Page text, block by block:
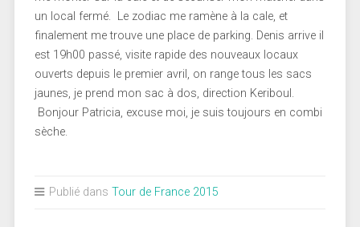
un local fermé. Le zodiac me ramène à la cale, et
finalement me trouve une place de parking. Denis arrive il
est 19h00 passé, visite rapide des nouveaux locaux
ouverts depuis le premier avril, on range tous les sacs
jaunes, je prend mon sac à dos, direction Keriboul.
Bonjour Patricia, excuse moi, je suis toujours en combi
sèche.
Publié dans Tour de France 2015